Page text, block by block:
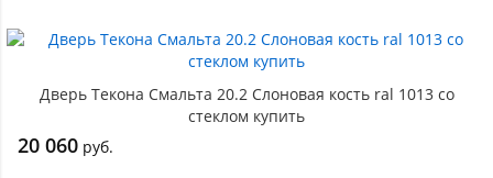
Дверь Текона Смальта 20.2 Слоновая кость ral 1013 со
стеклом купить
20 060 руб.